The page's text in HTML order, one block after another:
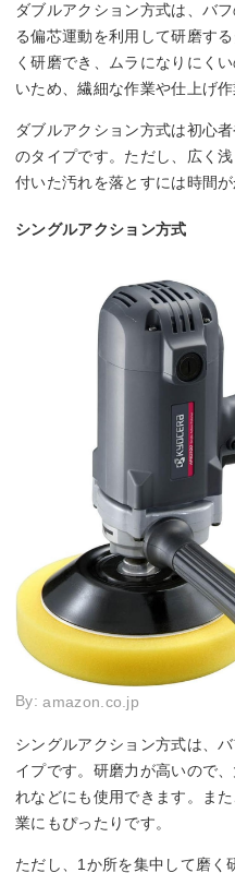
ダブルアクション方式は、バ
る偏芯運動を利用して研磨す
く研磨でき、ムラになりにく
いため、繊細な作業や仕上げ作
ダブルアクション方式は初心
のタイプです。ただし、広く
付いた汚れを落とすには時間が
シングルアクション方式
By:amazon.co.jp
シングルアクション方式は、
イプです。研磨力が高いので
れなどにも使用できます。ま
業にもぴったりです。
ただし、1か所を集中して磨く